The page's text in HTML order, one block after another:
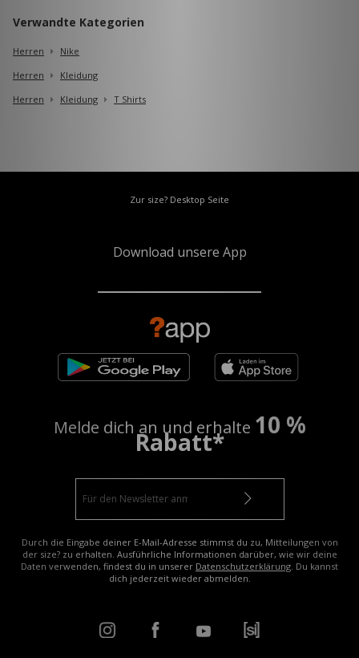
Verwandte Kategorien
Herren
Nike
Herren
Kleidung
Herren
Kleidung T Shirts
Zur size? Desktop Seite
Download unsere App
Melde dich an und erhalte 10 %
Rabatt*
Durch die Eingabe deiner E-Mail-Adresse stimmst du zu, Mitteilungen von
der size? zu erhalten. Ausführliche Informationen darüber, wie wir deine
Daten verwenden, findest du in unserer Datenschutzerklärung . Du kannst
dich jederzeit wieder abmelden.